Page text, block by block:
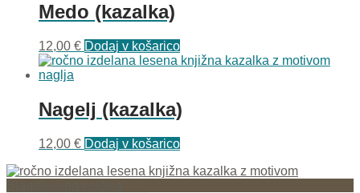
Medo (kazalka)
12,00 € Dodaj v košarico
Nagelj (kazalka)
12,00 € Dodaj v košarico